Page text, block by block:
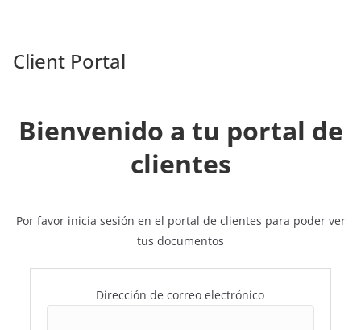
Client Portal
Bienvenido a tu portal de
clientes
Por favor inicia sesión en el portal de clientes para poder ver
tus documentos
Dirección de correo electrónico